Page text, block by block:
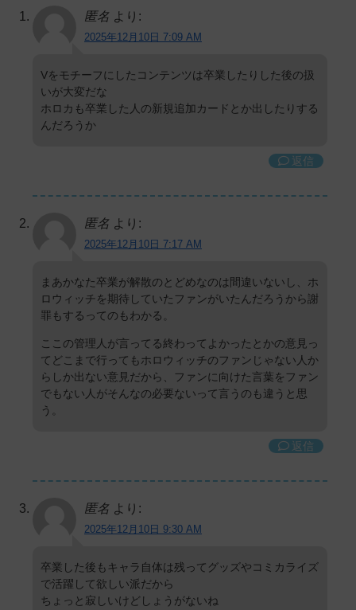
匿名 より:
2025年12月10日 7:09 AM
Vをモチーフにしたコンテンツは卒業したりした後の扱
いが大変だな
ホロカも卒業した人の新規追加カードとか出したりする
んだろうか
返信
匿名 より:
2025年12月10日 7:17 AM
まあかなた卒業が解散のとどめなのは間違いないし、ホ
ロウィッチを期待していたファンがいたんだろうから謝
罪もするってのもわかる。
ここの管理人が言ってる終わってよかったとかの意見っ
てどこまで行ってもホロウィッチのファンじゃない人か
らしか出ない意見だから、ファンに向けた言葉をファン
でもない人がそんなの必要ないって言うのも違うと思
う。
返信
匿名 より:
2025年12月10日 9:30 AM
卒業した後もキャラ自体は残ってグッズやコミカライズ
で活躍して欲しい派だから
ちょっと寂しいけどしょうがないね